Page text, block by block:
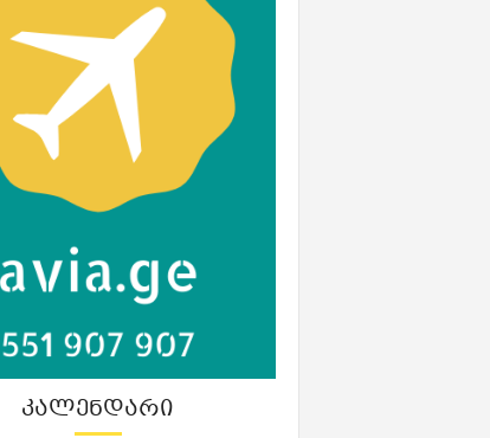
ᲙᲐᲚᲔᲜᲓᲐᲠᲘ